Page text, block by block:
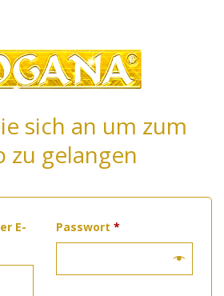
sich an um zum
zu gelangen
E-
Passwort*